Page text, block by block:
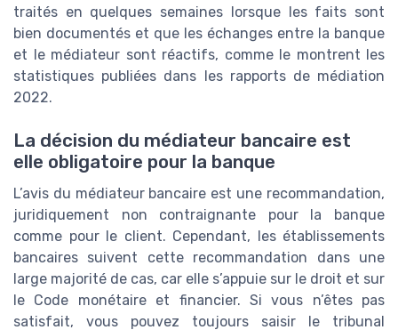
traités en quelques semaines lorsque les faits sont
bien documentés et que les échanges entre la banque
et le médiateur sont réactifs, comme le montrent les
statistiques publiées dans les rapports de médiation
2022.
La décision du médiateur bancaire est
elle obligatoire pour la banque
L’avis du médiateur bancaire est une recommandation,
juridiquement non contraignante pour la banque
comme pour le client. Cependant, les établissements
bancaires suivent cette recommandation dans une
large majorité de cas, car elle s’appuie sur le droit et sur
le Code monétaire et financier. Si vous n’êtes pas
satisfait, vous pouvez toujours saisir le tribunal